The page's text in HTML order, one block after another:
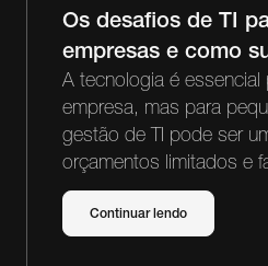
Os desafios de TI
empresas e como
A tecnologia é essencial
empresa, mas para
gestão de TI pode ser
orçamentos limitados e
Continuar lendo